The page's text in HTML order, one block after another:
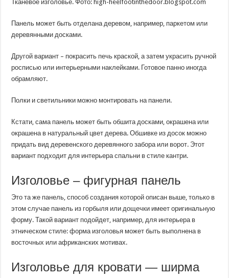
Тканевое изголовье. Фото: high-heelfootinthedoor.blogspot.com
Панель может быть отделана деревом, например, паркетом или
деревянными досками.
Другой вариант – покрасить печь краской, а затем украсить ручной
росписью или интерьерными наклейками. Готовое панно иногда
обрамляют.
Полки и светильники можно монтировать на панели.
Кстати, сама панель может быть обшита досками, окрашена или
окрашена в натуральный цвет дерева. Обшивке из досок можно
придать вид деревенского деревянного забора или ворот. Этот
вариант подходит для интерьера спальни в стиле кантри.
Изголовье – фигурная панель
Это та же панель, способ создания которой описан выше, только в
этом случае панель из горбыля или дощечки имеет оригинальную
форму. Такой вариант подойдет, например, для интерьера в
этническом стиле: форма изголовья может быть выполнена в
восточных или африканских мотивах.
Изголовье для кровати — ширма